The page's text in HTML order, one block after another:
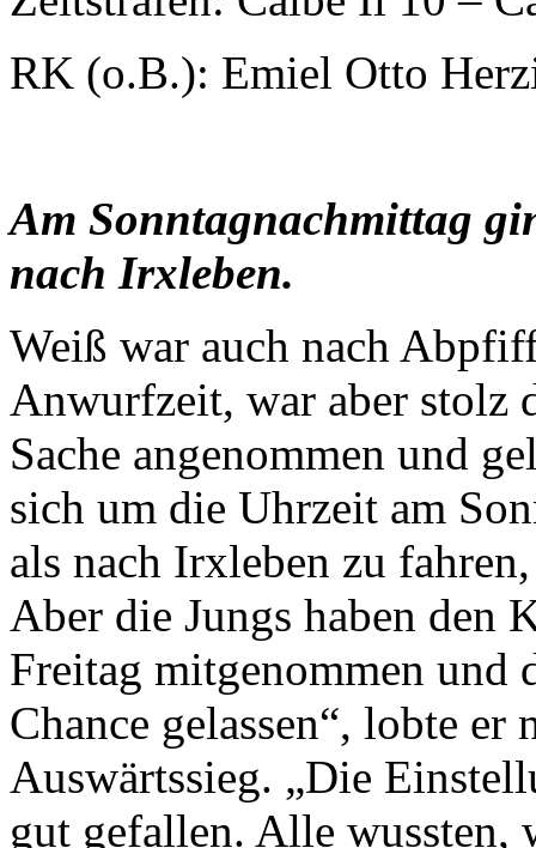
RK (o.B.): Emiel Otto
Am Sonntagnachmittag
nach Irxleben.
Weiß war auch nach
Anwurfzeit, war aber stolz
Sache angenommen und
sich um die Uhrzeit am
als nach Irxleben zu
Aber die Jungs haben den
Freitag mitgenommen und
Chance gelassen“, lobte
Auswärtssieg. „Die
gut gefallen. Alle wussten,